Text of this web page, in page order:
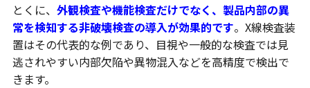
とくに、 外観検査や機能検査だけでなく、製品内部の異
常を検知する非破壊検査の導入が効果的です。X線検査装
置はその代表的な例であり、目視や一般的な検査では見
逃されやすい内部欠陥や異物混入などを高精度で検出で
きます。